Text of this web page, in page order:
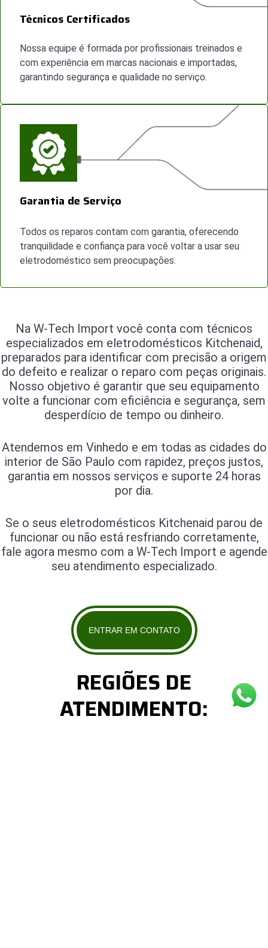
Técnicos Certificados
Nossa equipe é formada por profissionais treinados e
com experiência em marcas nacionais e importadas,
garantindo segurança e qualidade no serviço.
Garantia de Serviço
Todos os reparos contam com garantia, oferecendo
tranquilidade e confiança para você voltar a usar seu
eletrodoméstico sem preocupações.
Na W-Tech Import você conta com técnicos
especializados em eletrodomésticos Kitchenaid,
preparados para identificar com precisão a origem
do defeito e realizar o reparo com peças originais.
Nosso objetivo é garantir que seu equipamento
volte a funcionar com eficiência e segurança, sem
desperdício de tempo ou dinheiro.
Atendemos em Vinhedo e em todas as cidades do
interior de São Paulo com rapidez, preços justos,
garantia em nossos serviços e suporte 24 horas
por dia.
Se o seus eletrodomésticos Kitchenaid parou de
funcionar ou não está resfriando corretamente,
fale agora mesmo com a W-Tech Import e agende
seu atendimento especializado.
ENTRAR EM CONTATO
REGIÕES DE
ATENDIMENTO: